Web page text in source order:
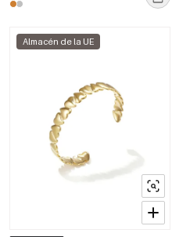
Almacén de la UE